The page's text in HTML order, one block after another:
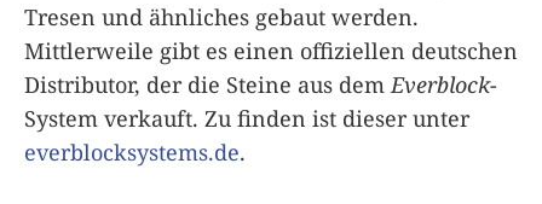
Tresen und ähnliches gebaut werden.
Mittlerweile gibt es einen offiziellen deutschen
Distributor, der die Steine aus dem Everblock-
System verkauft. Zu finden ist dieser unter
everblocksystems.de.